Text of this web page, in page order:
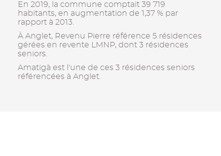
En 2019, la commune comptait 39 719
habitants, en augmentation de 1,37 % par
rapport à 2013.
À Anglet, Revenu Pierre référence 5 résidences
gérées en revente LMNP, dont 3 résidences
seniors.
Amatigà est l'une de ces 3 résidences seniors
référencées à Anglet.